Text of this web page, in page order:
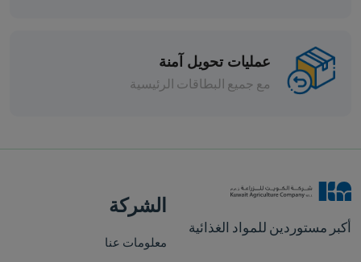
عمليات تحويل آمنة
مع جميع البطاقات الرئيسية
أكبر مستوردين للمواد الغذائية
الشركة
معلومات عنا